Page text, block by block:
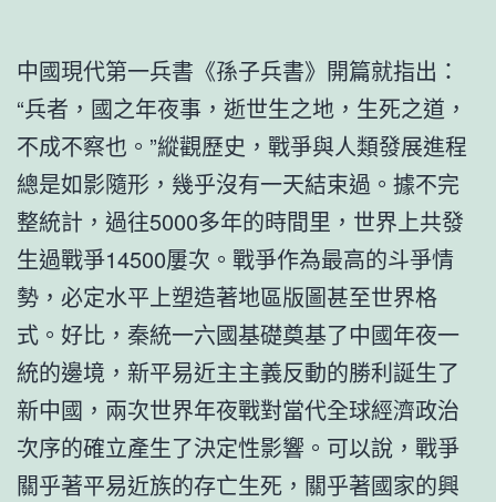
中國現代第一兵書《孫子兵書》開篇就指出：
“兵者，國之年夜事，逝世生之地，生死之道，
不成不察也。”縱觀歷史，戰爭與人類發展進程
總是如影隨形，幾乎沒有一天結束過。據不完
整統計，過往5000多年的時間里，世界上共發
生過戰爭14500屢次。戰爭作為最高的斗爭情
勢，必定水平上塑造著地區版圖甚至世界格
式。好比，秦統一六國基礎奠基了中國年夜一
統的邊境，新平易近主主義反動的勝利誕生了
新中國，兩次世界年夜戰對當代全球經濟政治
次序的確立產生了決定性影響。可以說，戰爭
關乎著平易近族的存亡生死，關乎著國家的興